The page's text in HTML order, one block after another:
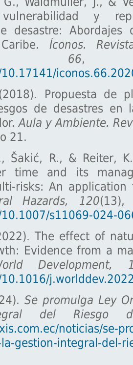
vulnerabilidad y
desastre: Abordajes
Íconos.
66,
Propuesta de
de desastres en
Aula y Ambiente.
21.
Šakić, R., & Reiter,
time and its
risks: An application
Hazards, 120(13),
s11069-024-
The effect of
Evidence from a
Development,
Se promulga Ley
del Riesgo
noticias/se-
gestion-integral-del-